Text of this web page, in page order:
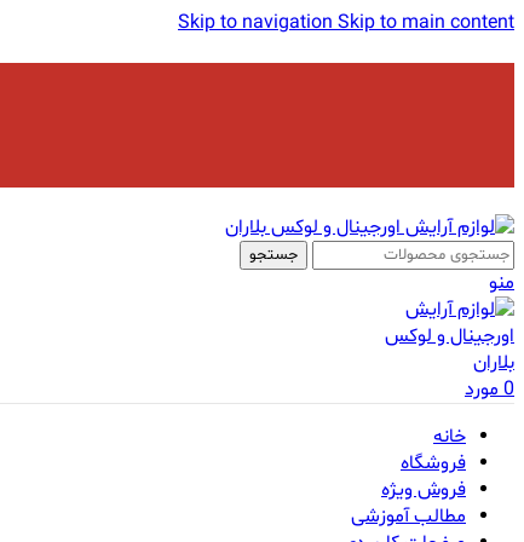
Skip to navigationSkip to main content
جستجو
منو
0مورد
خانه
فروشگاه
فروش ویژه
مطالب آموزشی